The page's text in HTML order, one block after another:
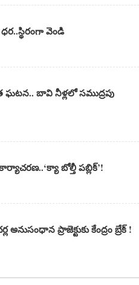
వెండి
బావి నీళ్లలో సముద్రపు
బోల్తీ పబ్లిక్’!
ప్రాజెక్టుకు కేంద్రం బ్రేక్ !